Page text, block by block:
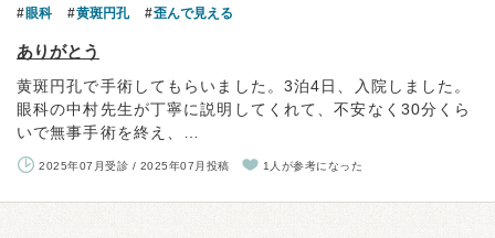
眼科 黄斑円孔 歪んで見える
ありがとう
黄斑円孔で手術してもらいました。3泊4日、入院しました。
眼科の中村先生が丁寧に説明してくれて、不安なく30分くら
いで無事手術を終え、…
2025年07月受診 / 2025年07月投稿 1人が参考になった